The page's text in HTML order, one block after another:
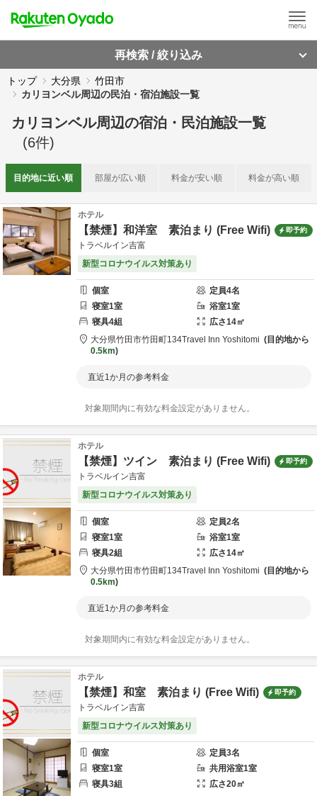
再検索 / 絞り込み
トップ 大分県
竹田市
カリヨンベル周辺の民泊・宿泊施設一覧
カリヨンベル周辺の宿泊・民泊施設一覧
(6件)
目的地に近い順 部屋が広い順 料金が安い順 料金が高い順
ホテル
【禁煙】和洋室 素泊まり (Free Wifi) 即予約
トラベルイン吉富
新型コロナウイルス対策あり
個室 定員4名
寝室1室 浴室1室
寝具4組 広さ14㎡
大分県竹田市竹田町134Travel Inn Yoshitomi
目的地から
0.5km
直近1か月の参考料金
対象期間内に有効な料金設定がありません。
ホテル
【禁煙】ツイン 素泊まり (Free Wifi) 即予約
トラベルイン吉富
新型コロナウイルス対策あり
個室 定員2名
寝室1室 浴室1室
寝具2組 広さ14㎡
大分県竹田市竹田町134Travel Inn Yoshitomi
目的地から
0.5km
直近1か月の参考料金
対象期間内に有効な料金設定がありません。
ホテル
【禁煙】和室 素泊まり (Free Wifi) 即予約
トラベルイン吉富
新型コロナウイルス対策あり
個室 定員3名
寝室1室 共用浴室1室
寝具3組 広さ20㎡